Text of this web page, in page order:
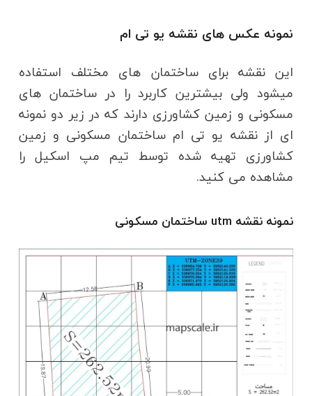
نمونه عکس های نقشه یو تی ام
این نقشه برای ساختمان های مختلف استفاده
میشود ولی بیشترین کاربرد را در ساختمان های
مسکونی و زمین کشاورزی دارند که در زیر دو نمونه
ای از نقشه یو تی ام ساختمان مسکونی و زمین
کشاورزی تهیه شده توسط تیم مپ اسکیل را
مشاهده می کنید.
نمونه نقشه utm ساختمان مسکونی